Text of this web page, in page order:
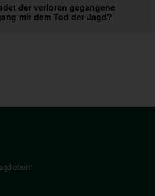
der verloren gegangene
mit dem Tod der Jagd?